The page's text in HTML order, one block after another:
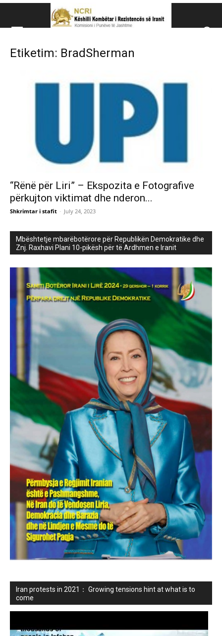
Këshillit Kombëtar të
Këshillit Kombëtar të Rezistencës së Iranit (NCRI)
Etiketim: BradSherman
“Rënë për Liri” – Ekspozita e Fotografive
përkujton viktimat dhe nderon...
Shkrimtar i stafit - July 24, 2023
Mbështetje mbarëbotërore për Republikën Demokratike dhe
Znj. Raxhavi Plani 10-pikësh për të Ardhmen e Iranit
Iran protests in 2021： Growing tensions hint at what is to
come